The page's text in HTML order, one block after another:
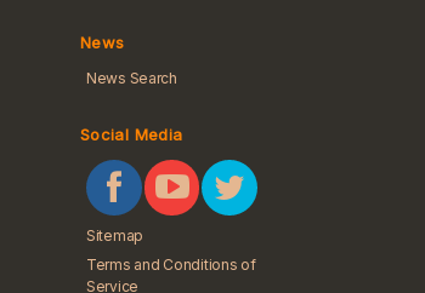
News
News Search
Social Media
Sitemap
Terms and Conditions of
Service